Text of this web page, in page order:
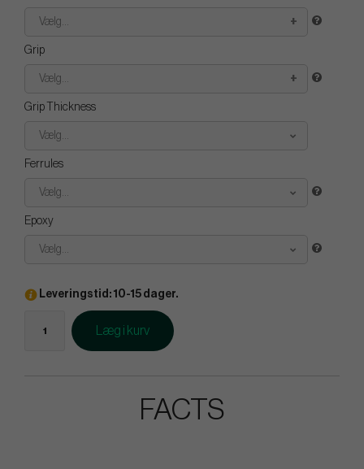
Vælg...
Grip
Vælg...
Grip Thickness
Vælg...
Ferrules
Vælg...
Epoxy
Vælg...
Leveringstid: 10-15 dager.
Læg i kurv
FACTS